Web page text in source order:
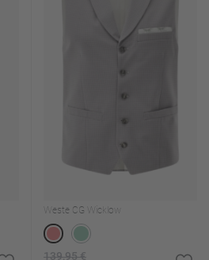
Weste CG Wicklow
139,95 €